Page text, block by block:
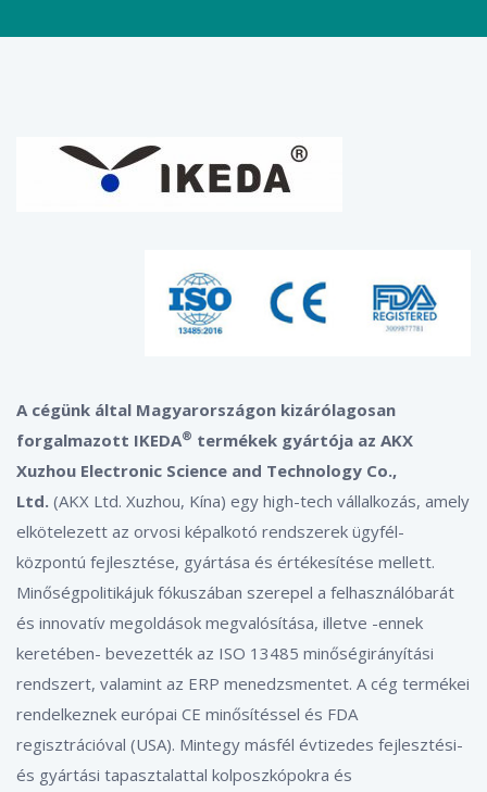
A cégünk által Magyarországon kizárólagosan
forgalmazott IKEDA® termékek gyártója az AKX
Xuzhou Electronic Science and Technology Co.,
Ltd. (AKX Ltd. Xuzhou, Kína) egy high-tech vállalkozás, amely
elkötelezett az orvosi képalkotó rendszerek ügyfél-
központú fejlesztése, gyártása és értékesítése mellett.
Minőségpolitikájuk fókuszában szerepel a felhasználóbarát
és innovatív megoldások megvalósítása, illetve -ennek
keretében- bevezették az ISO 13485 minőségirányítási
rendszert, valamint az ERP menedzsmentet. A cég termékei
rendelkeznek európai CE minősítéssel és FDA
regisztrációval (USA). Mintegy másfél évtizedes fejlesztési-
és gyártási tapasztalattal kolposzkópokra és